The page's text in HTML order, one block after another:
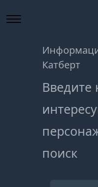
Катберт
Введите
поиск